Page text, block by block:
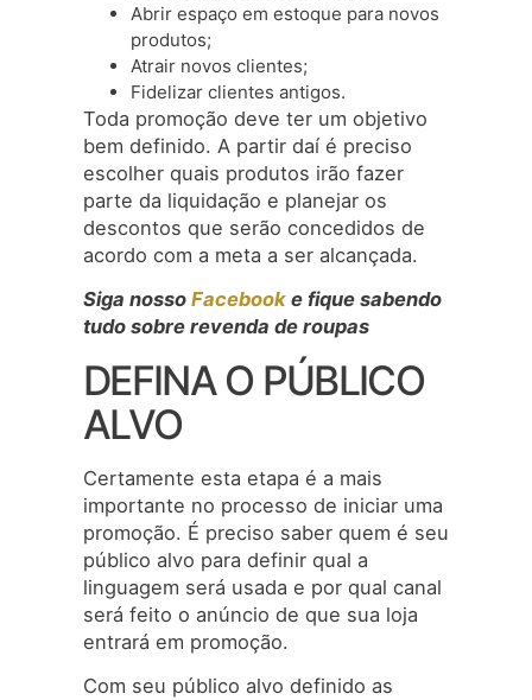
Abrir espaço em estoque para novos
produtos;
Atrair novos clientes;
Fidelizar clientes antigos.
Toda promoção deve ter um objetivo
bem definido. A partir daí é preciso
escolher quais produtos irão fazer
parte da liquidação e planejar os
descontos que serão concedidos de
acordo com a meta a ser alcançada.
Siga nosso Facebook e fique sabendo
tudo sobre revenda de roupas
DEFINA O PÚBLICO
ALVO
Certamente esta etapa é a mais
importante no processo de iniciar uma
promoção. É preciso saber quem é seu
público alvo para definir qual a
linguagem será usada e por qual canal
será feito o anúncio de que sua loja
entrará em promoção.
Com seu público alvo definido as